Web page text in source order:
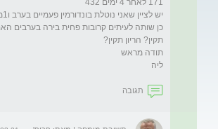
כן שותה לעיתים קרובות פחית בירה בערבים
ליה
תגובה